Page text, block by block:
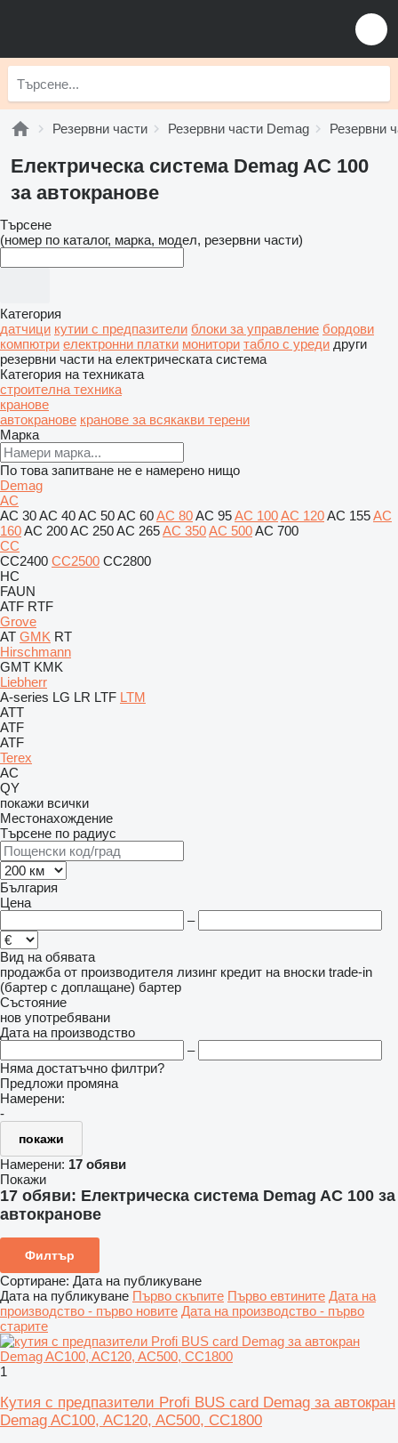
Резервни части Резервни части Demag Резервни
Електрическа система Demag AC 100
за автокранове
Търсене
(номер по каталог, марка, модел, резервни части)
Категория
датчици кутии с предпазители блоки за управление бордови
компютри електронни платки монитори табло с уреди други
резервни части на електрическата система
Категория на техниката
строителна техника
кранове
автокранове кранове за всякакви терени
Марка
По това запитване не е намерено нищо
Demag
AC
AC 30AC 40AC 50AC 60AC 80AC 95AC 100AC 120AC 155AC
160AC 200AC 250AC 265AC 350AC 500AC 700
CC
CC2400 CC2500 CC2800
HC
FAUN
ATF RTF
Grove
AT GMK RT
Hirschmann
GMT KMK
Liebherr
A-series LG LR LTF LTM
ATT
ATF
ATF
Terex
AC
QY
покажи всички
Местонахождение
Търсене по радиус
България
Цена
–
Вид на обявата
продажба от производителя лизинг кредит на вноски trade-in
(бартер с доплащане) бартер
Състояние
нов употребявани
Дата на производство
–
Няма достатъчно филтри?
Предложи промяна
Намерени:
-
покажи
Намерени: 17 обяви
Покажи
17 обяви: Електрическа система Demag AC 100 за
автокранове
Филтър
Сортиране: Дата на публикуване
Дата на публикуване Първо скъпите Първо евтините Дата на
производство - първо новите Дата на производство - първо
старите
1
Кутия с предпазители Profi BUS card Demag за автокран
Demag AC100, AC120, AC500, CC1800